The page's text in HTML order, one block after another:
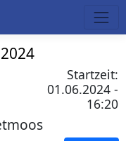
Startzeit:
01.06.2024 -
16:20